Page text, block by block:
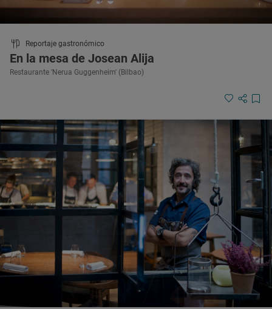
Reportaje gastronómico
En la mesa de Josean Alija
Restaurante 'Nerua Guggenheim' (Bilbao)